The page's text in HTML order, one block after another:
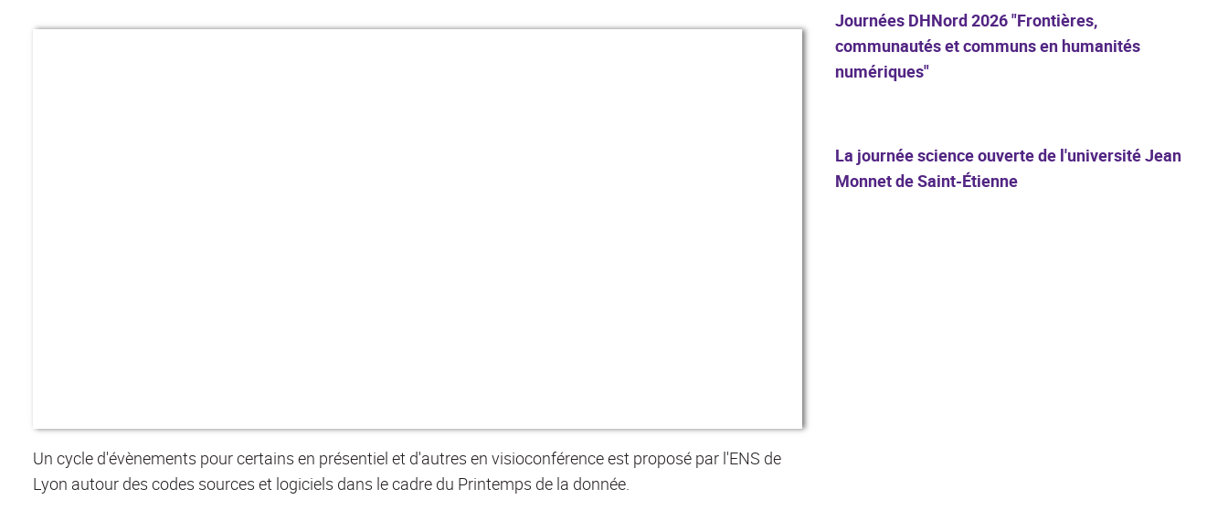
Un cycle d'évènements pour certains en présentiel et d'autres en visioconférence est proposé par l'ENS de
Lyon autour des codes sources et logiciels dans le cadre du Printemps de la donnée.
Journées DHNord 2026 "Frontières,
communautés et communs en humanités
numériques"
La journée science ouverte de l'université Jean
Monnet de Saint-Étienne